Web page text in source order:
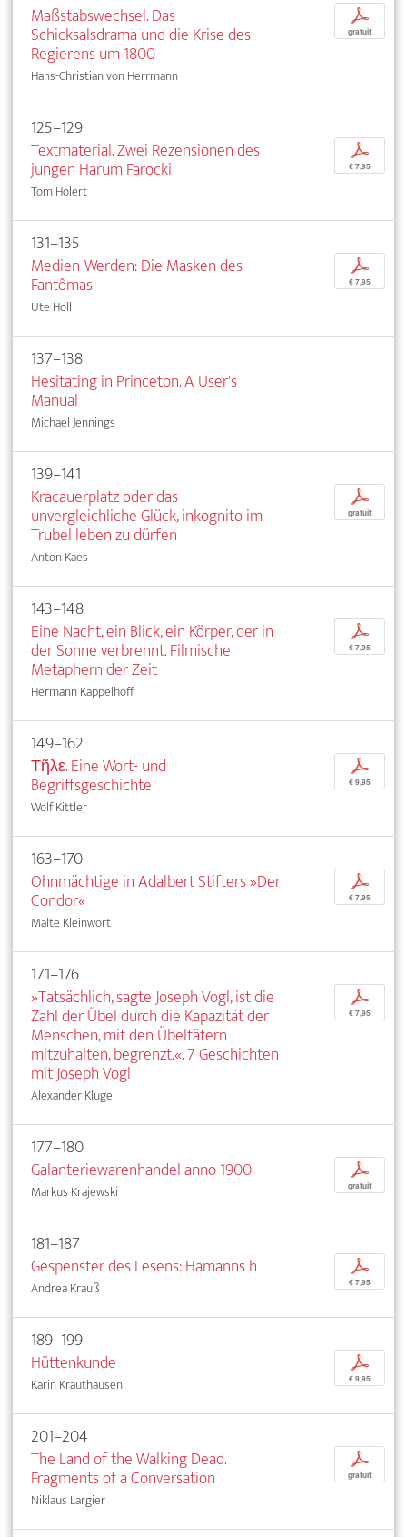
Maßstabswechsel. Das
Schicksalsdrama und die Krise des
Regierens um 1800
Hans-Christian von Herrmann
p
gratuit
125–129
Textmaterial. Zwei Rezensionen des
jungen Harum Farocki
Tom Holert
p
€ 7,95
131–135
Medien-Werden: Die Masken des
Fantômas
Ute Holl
p
€ 7,95
137–138
Hesitating in Princeton. A User's
Manual
Michael Jennings
139–141
Kracauerplatz oder das
unvergleichliche Glück, inkognito im
Trubel leben zu dürfen
Anton Kaes
p
gratuit
143–148
Eine Nacht, ein Blick, ein Körper, der in
der Sonne verbrennt. Filmische
Metaphern der Zeit
Hermann Kappelhoff
p
€ 7,95
149–162
Τῆλε. Eine Wort- und
Begriffsgeschichte
Wolf Kittler
p
€ 9,95
163–170
Ohnmächtige in Adalbert Stifters »Der
Condor«
Malte Kleinwort
p
€ 7,95
171–176
»Tatsächlich, sagte Joseph Vogl, ist die
Zahl der Übel durch die Kapazität der
Menschen, mit den Übeltätern
mitzuhalten, begrenzt.«. 7 Geschichten
mit Joseph Vogl
Alexander Kluge
p
€ 7,95
177–180
Galanteriewarenhandel anno 1900
Markus Krajewski
p
gratuit
181–187
Gespenster des Lesens: Hamanns h
Andrea Krauß
p
€ 7,95
189–199
Hüttenkunde
Karin Krauthausen
p
€ 9,95
201–204
The Land of the Walking Dead.
Fragments of a Conversation
Niklaus Largier
p
gratuit